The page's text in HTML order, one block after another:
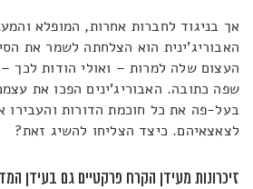
אך בניגוד לחברות אחרות, המופלא
האבוריג'ינית הוא הצלחתה לשמר את
העצום שלה למרות – ואולי הודות לכך
שפה כתובה. האבוריג'ינים הפכו את
בעל-פה את כל חוכמת הדורות והעבירו
לצאצאיהם. כיצד הצליחו להשיג זאת?
זיכרונות מעידן הקרח פרקטיים גם בעידן